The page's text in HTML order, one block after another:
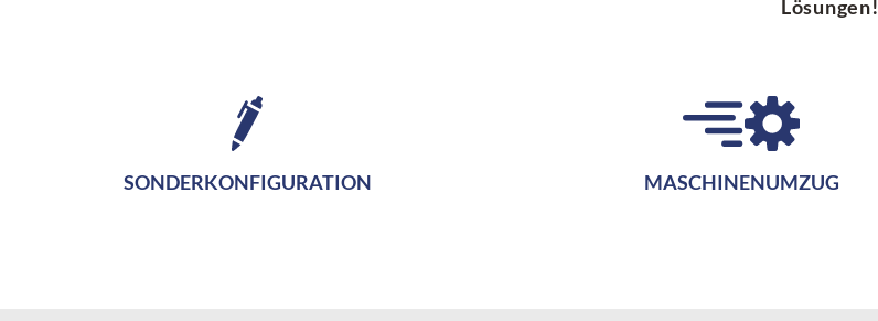
Lösungen!
SONDERKONFIGURATION MASCHINENUMZUG